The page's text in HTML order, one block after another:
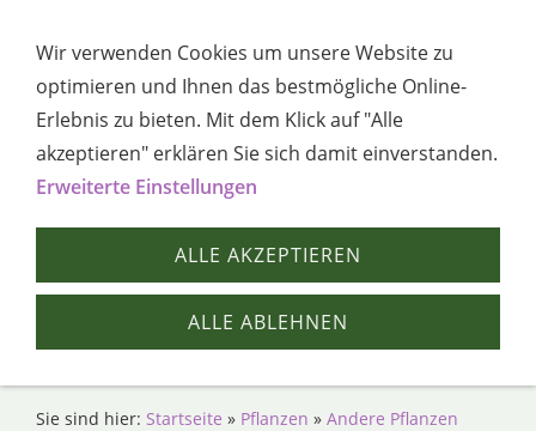
Sie sind hier: Startseite » Pflanzen » Andere Pflanzen
Wir verwenden Cookies um unsere Website zu
optimieren und Ihnen das bestmögliche Online-
Erlebnis zu bieten. Mit dem Klick auf "Alle
akzeptieren" erklären Sie sich damit einverstanden.
Erweiterte Einstellungen
ALLE AKZEPTIEREN
ALLE ABLEHNEN